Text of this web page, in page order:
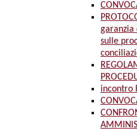
garanzia
sulle
incontro